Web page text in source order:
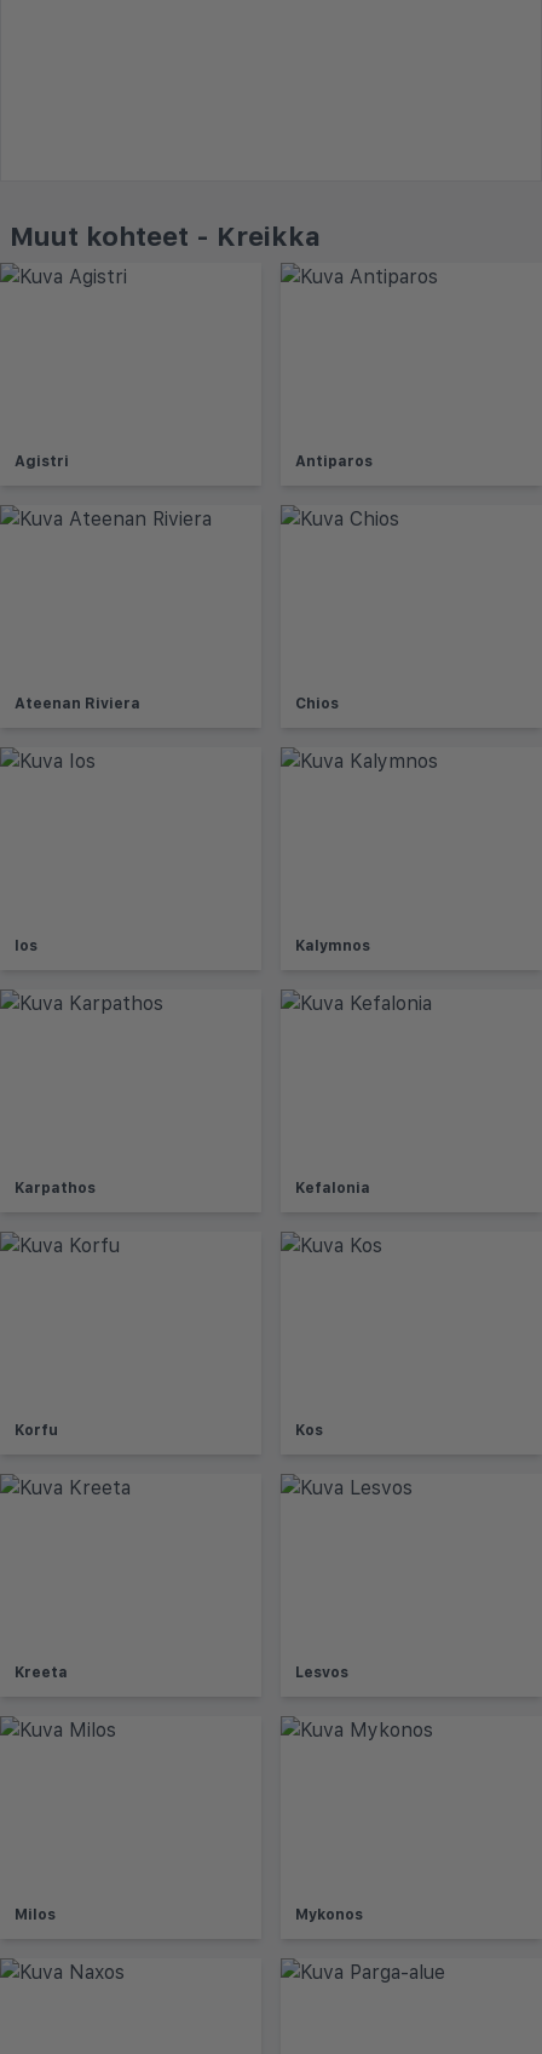
Muut kohteet - Kreikka
Agistri Antiparos
Ateenan Riviera Chios
Ios Kalymnos
Karpathos Kefalonia
Korfu Kos
Kreeta Lesvos
Milos Mykonos